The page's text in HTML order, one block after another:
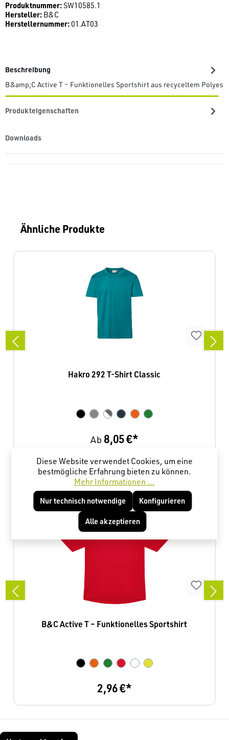
Produktnummer:SW10585.1
Hersteller: B&C
Herstellernummer: 01.AT03
Beschreibung
B&amp;C Active T – Funktionelles Sportshirt aus recyceltem
Produkteigenschaften
Downloads
Produktgalerie überspringen
Ähnliche Produkte
Hakro 292 T-Shirt Classic
Ab 8,05 €*
Produktgalerie überspringen
Kunden haben sich ebenfalls angesehen
B&C Active T – Funktionelles Sportshirt
2,96 €*
Diese Website verwendet Cookies, um eine
bestmögliche Erfahrung bieten zu können.
Mehr Informationen ...
Nur technisch notwendige Konfigurieren
Alle akzeptieren